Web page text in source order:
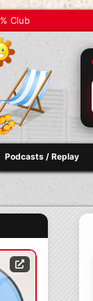
Club
Podcasts / Replay